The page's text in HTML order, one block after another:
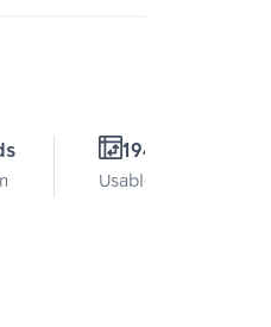
194 Sq.m.
Usable area